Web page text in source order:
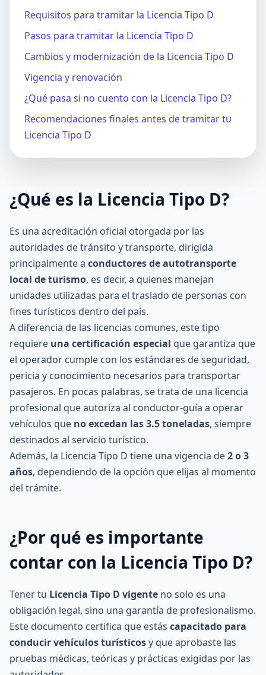
Requisitos para tramitar la Licencia Tipo D
Pasos para tramitar la Licencia Tipo D
Cambios y modernización de la Licencia Tipo D
Vigencia y renovación
¿Qué pasa si no cuento con la Licencia Tipo D?
Recomendaciones finales antes de tramitar tu
Licencia Tipo D
¿Qué es la Licencia Tipo D?
Es una acreditación oficial otorgada por las
autoridades de tránsito y transporte, dirigida
principalmente a conductores de autotransporte
local deturismo, es decir, a quienes manejan
unidades utilizadas para el traslado de personas con
fines turísticos dentro del país.
A diferencia de las licencias comunes, este tipo
requiere una certificación especial que garantiza que
el operador cumple con los estándares de seguridad,
pericia y conocimiento necesarios para transportar
pasajeros. En pocas palabras, se trata de una licencia
profesional que autoriza al conductor-guía a operar
vehículos que no excedan las 3.5 toneladas, siempre
destinados al servicio turístico.
Además, la Licencia Tipo D tiene una vigencia de2 o 3
años, dependiendo de la opción que elijas al momento
del trámite.
¿Por qué es importante
contar con la Licencia Tipo D?
Tener tu Licencia Tipo D vigente no solo es una
obligación legal, sino una garantía de profesionalismo.
Este documento certifica que estás capacitado para
conducir vehículos turísticosy que aprobaste las
pruebas médicas, teóricas y prácticas exigidas por las